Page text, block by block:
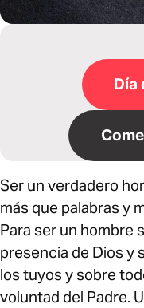
Día
Ser un verdadero
más que palabras y
Para ser un hombre
presencia de Dios y
los tuyos y sobre
voluntad del Padre.